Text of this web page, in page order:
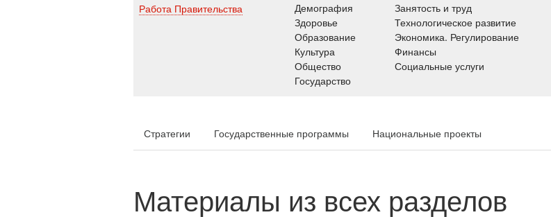
Работа Правительства
Демография
Здоровье
Образование
Культура
Общество
Государство
Занятость и труд
Технологическое развитие
Экономика. Регулирование
Финансы
Социальные услуги
Стратегии Государственные программы Национальные проекты
Материалы из всех разделов